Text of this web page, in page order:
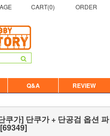
CART(0) ORDER
Q&A REVIEW
가] 단쿠가 + 단공검 옵션 파